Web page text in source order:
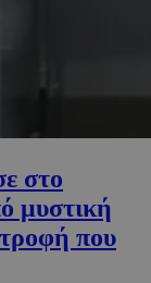
στο
μυστική
που